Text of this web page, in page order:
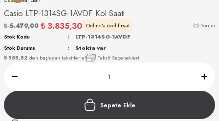
Casio LTP-1314SG-1AVDF Kol Saati
₺ 5.479,00 ₺ 3.835,30 Online'a özel fırsat (0) Yorum
₺ 958,82 den başlayan taksitlerle! Taksit Seçenekleri
Stok Kodu
LTP-1314SG-1AVDF
Stok Durumu
Stokta var
Sepete Ekle